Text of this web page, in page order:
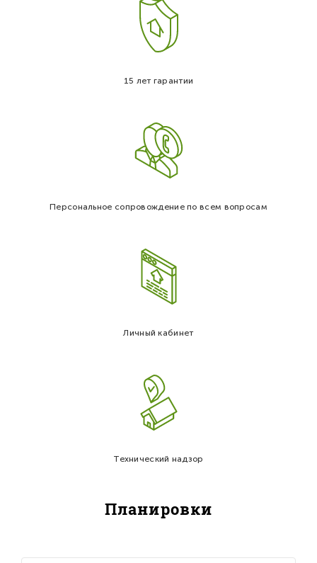
15 лет гарантии
Персональное сопровождение по всем вопросам
Личный кабинет
Технический надзор
Планировки